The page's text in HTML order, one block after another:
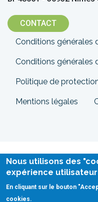
CONTACT
Menu
Pied
de
page
Conditions générales
Conditions générales
Politique de
Mentions légales
Nous utilisons des
expérience
En cliquant sur le bouton
cookies.